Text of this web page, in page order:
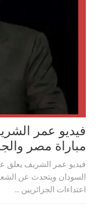
فيديو عمر
مباراة مصر
فيديو عمر الشريف يعلق
السودان ويتحدث عن
اعتداءات الجزائريين ...